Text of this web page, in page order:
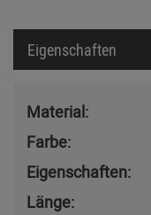
Eigenschaften
Material:
Farbe:
Eigenschaften:
Länge: